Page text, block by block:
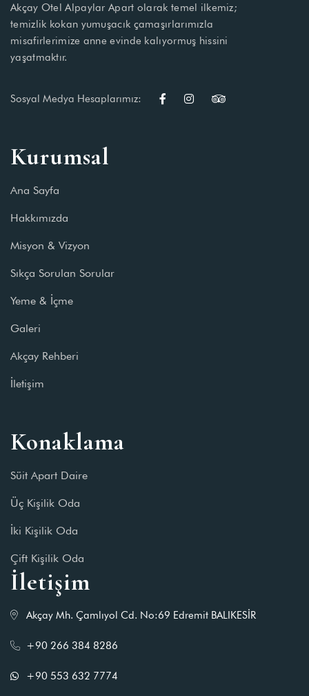
Akçay Otel Alpaylar Apart olarak temel ilkemiz;
temizlik kokan yumuşacık çamaşırlarımızla
misafirlerimize anne evinde kalıyormuş hissini
yaşatmaktır.
Sosyal Medya Hesaplarımız:
Kurumsal
Ana Sayfa
Hakkımızda
Misyon & Vizyon
Sıkça Sorulan Sorular
Yeme & İçme
Galeri
Akçay Rehberi
İletişim
Konaklama
Süit Apart Daire
Üç Kişilik Oda
İki Kişilik Oda
Çift Kişilik Oda
İletişim
Akçay Mh. Çamlıyol Cd. No:69 Edremit BALIKESİR
+90 266 384 8286
+90 553 632 7774